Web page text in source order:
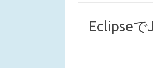
Eclipseで